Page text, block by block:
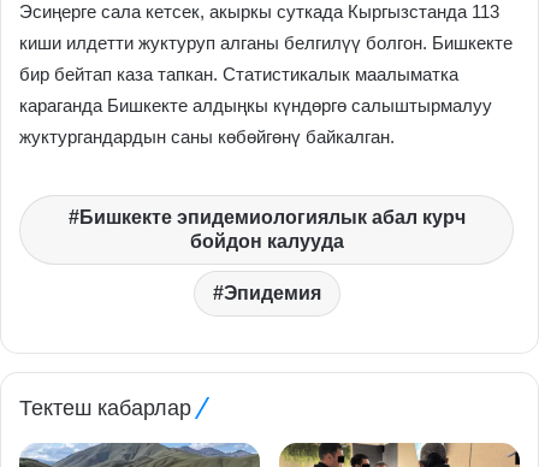
Эсиңерге сала кетсек, акыркы суткада Кыргызстанда 113
киши илдетти жуктуруп алганы белгилүү болгон. Бишкекте
бир бейтап каза тапкан. Статистикалык маалыматка
караганда Бишкекте алдыңкы күндөргө салыштырмалуу
жуктургандардын саны көбөйгөнү байкалган.
Бишкекте эпидемиологиялык абал курч
бойдон калууда
Эпидемия
Тектеш кабарлар